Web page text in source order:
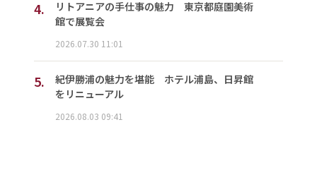
4.
リトアニアの手仕事の魅力 東京都庭園美術
館で展覧会
2026.07.30 11:01
5.
紀伊勝浦の魅力を堪能 ホテル浦島、日昇館
をリニューアル
2026.08.03 09:41